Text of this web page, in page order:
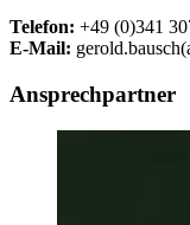
Telefon: +49 (0)341
E-Mail:
Ansprechpartner